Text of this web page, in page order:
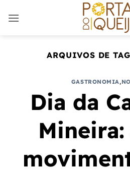
ARQUIVOS DE
GASTRONOMIA,
Dia da